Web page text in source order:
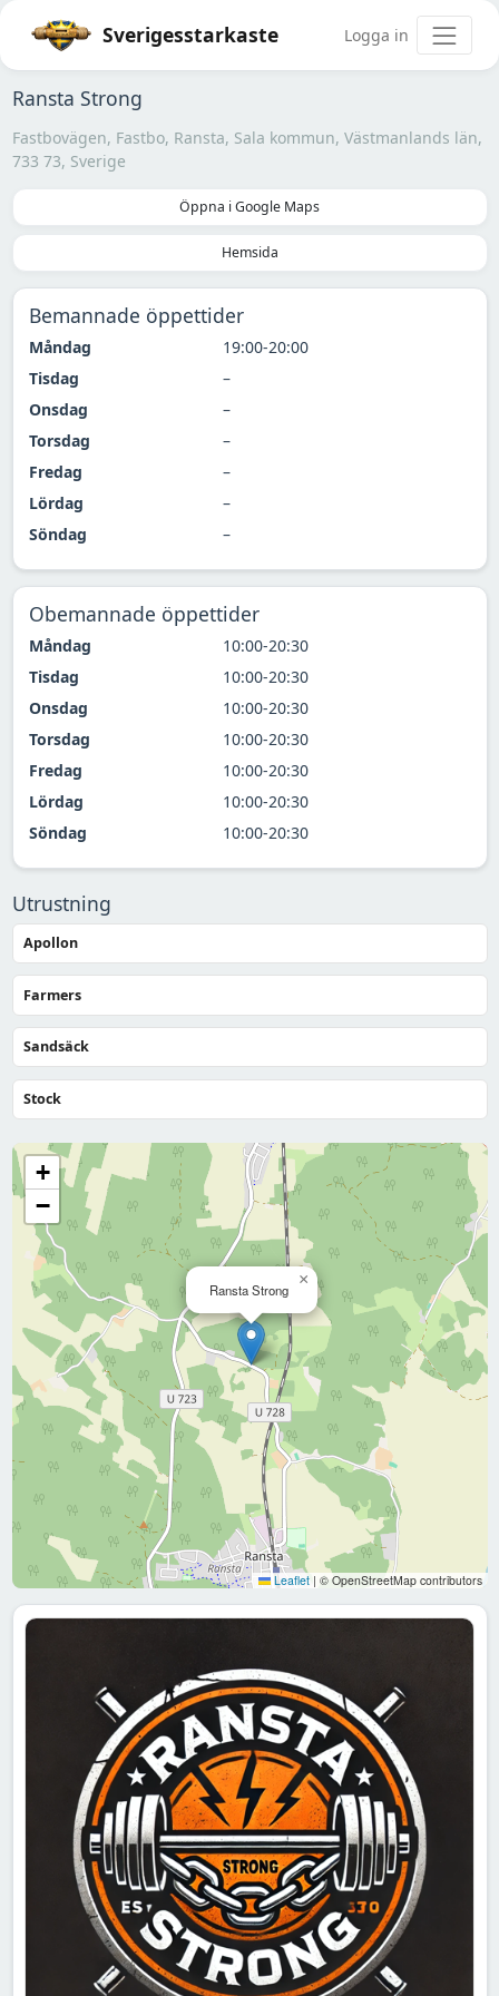
Sverigesstarkaste Logga in
Ransta Strong
Fastbovägen, Fastbo, Ransta, Sala kommun, Västmanlands län,
733 73, Sverige
Öppna i Google Maps
Hemsida
Bemannade öppettider
Måndag
19:00-20:00
Tisdag
–
Onsdag
–
Torsdag
–
Fredag
–
Lördag
–
Söndag
–
Obemannade öppettider
Måndag
10:00-20:30
Tisdag
10:00-20:30
Onsdag
10:00-20:30
Torsdag
10:00-20:30
Fredag
10:00-20:30
Lördag
10:00-20:30
Söndag
10:00-20:30
Utrustning
Apollon
Farmers
Sandsäck
Stock
Ransta Strong
×
+
−
Leaflet | © OpenStreetMap contributors